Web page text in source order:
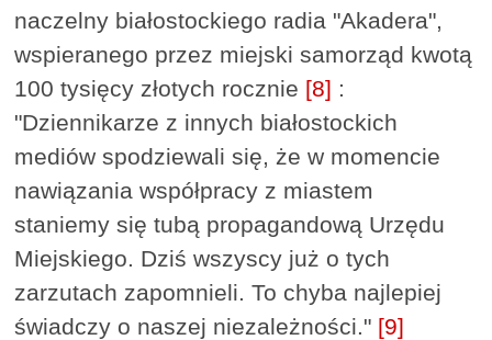
naczelny białostockiego radia "Akadera",
wspieranego przez miejski samorząd kwotą
100 tysięcy złotych rocznie [8] :
"Dziennikarze z innych białostockich
mediów spodziewali się, że w momencie
nawiązania współpracy z miastem
staniemy się tubą propagandową Urzędu
Miejskiego. Dziś wszyscy już o tych
zarzutach zapomnieli. To chyba najlepiej
świadczy o naszej niezależności." [9]